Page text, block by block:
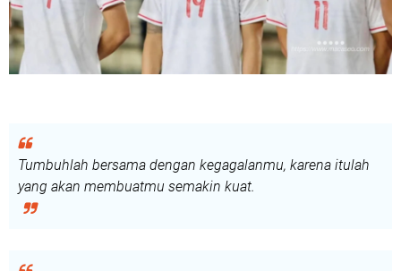
Tumbuhlah bersama dengan kegagalanmu, karena itulah
yang akan membuatmu semakin kuat.